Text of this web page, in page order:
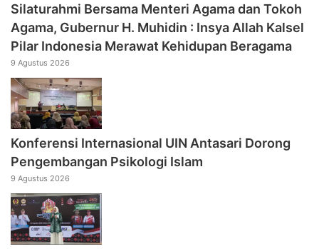
Silaturahmi Bersama Menteri Agama dan Tokoh
Agama, Gubernur H. Muhidin : Insya Allah Kalsel
Pilar Indonesia Merawat Kehidupan Beragama
9 Agustus 2026
Konferensi Internasional UIN Antasari Dorong
Pengembangan Psikologi Islam
9 Agustus 2026